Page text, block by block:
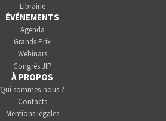
Librairie
ÉVÉNEMENTS
Agenda
Grands Prix
Webinars
Congrès JIP
À PROPOS
Qui sommes-nous ?
Contacts
Mentions légales